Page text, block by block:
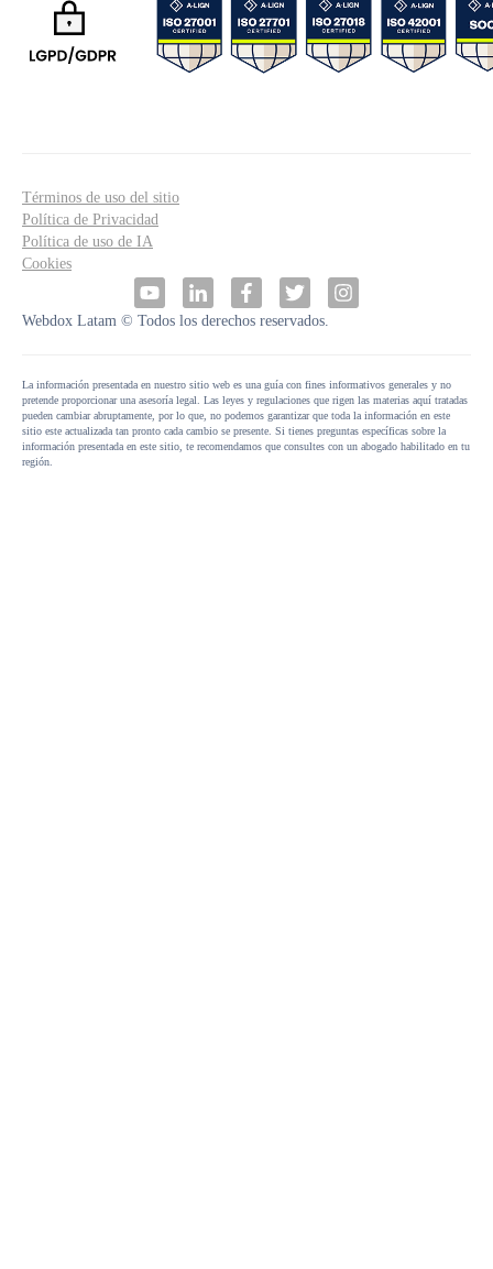
Términos de uso del sitio
Política de Privacidad
Política de uso de IA
Cookies
Webdox Latam © Todos los derechos reservados.
La información presentada en nuestro sitio web es una guía con fines informativos generales y no
pretende proporcionar una asesoría legal. Las leyes y regulaciones que rigen las materias aquí tratadas
pueden cambiar abruptamente, por lo que, no podemos garantizar que toda la información en este
sitio este actualizada tan pronto cada cambio se presente. Si tienes preguntas específicas sobre la
información presentada en este sitio, te recomendamos que consultes con un abogado habilitado en tu
región.